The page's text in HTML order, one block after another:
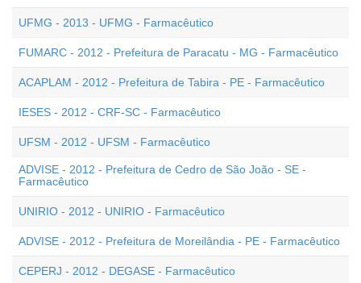
UFMG - 2013 - UFMG - Farmacêutico
FUMARC - 2012 - Prefeitura de Paracatu - MG - Farmacêutico
ACAPLAM - 2012 - Prefeitura de Tabira - PE - Farmacêutico
IESES - 2012 - CRF-SC - Farmacêutico
UFSM - 2012 - UFSM - Farmacêutico
ADVISE - 2012 - Prefeitura de Cedro de São João - SE -
Farmacêutico
UNIRIO - 2012 - UNIRIO - Farmacêutico
ADVISE - 2012 - Prefeitura de Moreilândia - PE - Farmacêutico
CEPERJ - 2012 - DEGASE - Farmacêutico